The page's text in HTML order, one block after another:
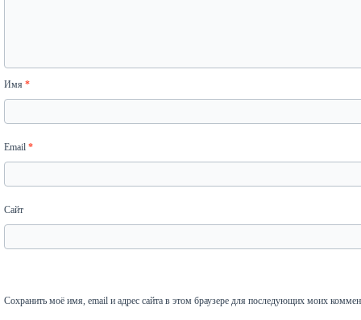
Имя *
Email *
Сайт
Сохранить моё имя, email и адрес сайта в этом браузере для последующих моих